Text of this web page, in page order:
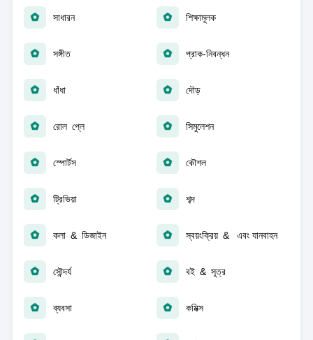
সাধারন শিক্ষামূলক
সঙ্গীত প্রাক-নিবন্ধন
ধাঁধা দৌড়
রোল প্লে সিমুলেশন
স্পোর্টস কৌশল
ট্রিভিয়া শব্দ
কলা & ডিজাইন স্বয়ংক্রিয় & এবং যানবাহন
সৌন্দর্য বই & সূত্র
ব্যবসা কমিক্স